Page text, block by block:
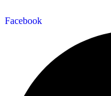
Facebook